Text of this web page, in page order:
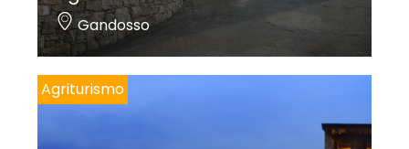
Gandosso
Agriturismo